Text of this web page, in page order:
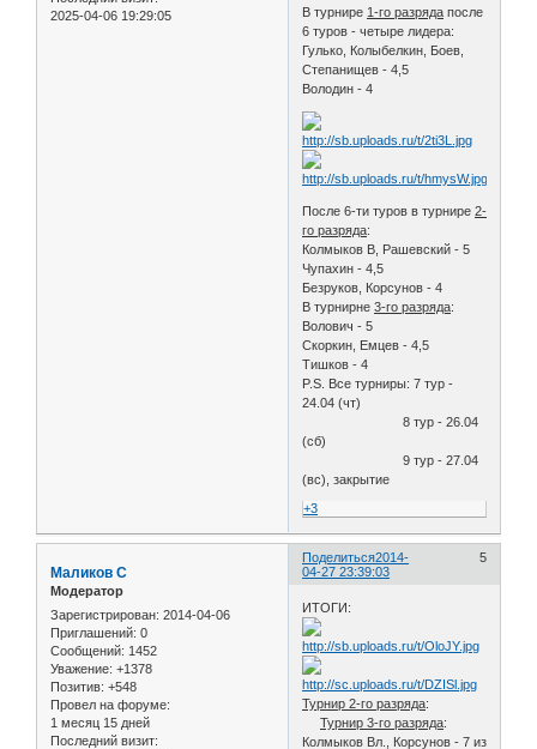
2025-04-06 19:29:05
В турнире 1-го разряда после
6 туров - четыре лидера:
Гулько, Колыбелкин, Боев,
Степанищев - 4,5
Володин - 4
После 6-ти туров в турнире2-
го разряда:
Колмыков В, Рашевский - 5
Чупахин - 4,5
Безруков, Корсунов - 4
В турнирне3-го разряда:
Волович - 5
Скоркин, Емцев - 4,5
Тишков - 4
P.S. Все турниры: 7 тур -
24.04 (чт)
8 тур - 26.04
(сб)
9 тур - 27.04
(вс), закрытие
+3
Поделиться 5
2014-
04-27 23:39:03
Маликов С
Модератор
Зарегистрирован: 2014-04-06
Приглашений: 0
Сообщений: 1452
Уважение: +1378
Позитив: +548
Провел на форуме:
1 месяц 15 дней
Последний визит:
ИТОГИ:
Турнир 2-го разряда:
Турнир 3-го разряда:
Колмыков Вл., Корсунов - 7 из